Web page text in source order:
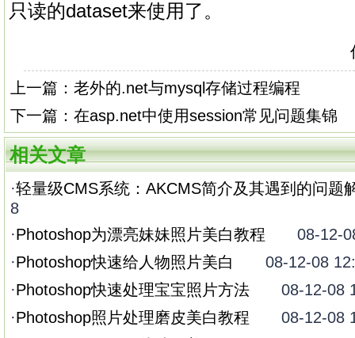
只读的dataset来使用了。
上一篇： 老外的.net与mysql存储过程编程
下一篇： 在asp.net中使用session常见问题集锦
相关文章
·轻量级CMS系统：AKCMS简介及其遇到的问题
8
·Photoshop为漂亮妹妹照片美白教程 08-12-08
·Photoshop快速给人物照片美白
08-12-08
·Photoshop快速处理宝宝照片方法 08-12-08
·Photoshop照片处理磨皮美白教程 08-12-08